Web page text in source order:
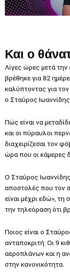
Και ο
Λίγες ώρες μετά
βρέθηκε για 82
καλύπτοντας για
ο Σταύρος Ιωαννίδης
Πώς είναι να
και οι πύραυλοι
διαχειρίζεσαι τον
ώρα που οι κάμερες
Ο Σταύρος Ιωαννίδης,
αποστολές που τον
είναι μέχρι εδώ», τη
την τηλεόραση ότι
Ποιος είναι ο
ανταποκριτή: Οι 9
αεροπλάνων και η
στην κανονικότητα.